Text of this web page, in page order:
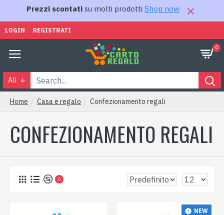
Prezzi scontati su molti prodotti Shop now
LOGIN REGISTRATI
0
All
Home Casa e regalo Confezionamento regali
CONFEZIONAMENTO REGALI
0
NEW